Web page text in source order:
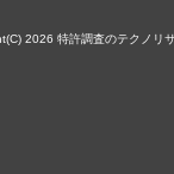
2026 特許調査のテクノリ